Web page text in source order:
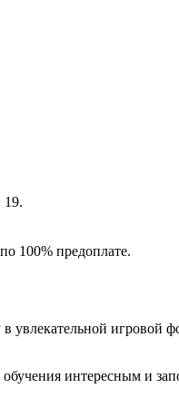
19.
100% предоплате.
игровой
интересным и